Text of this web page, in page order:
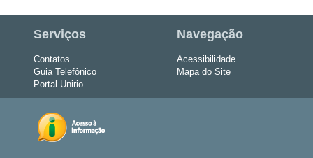
Serviços
Contatos
Guia Telefônico
Portal Unirio
Navegação
Acessibilidade
Mapa do Site